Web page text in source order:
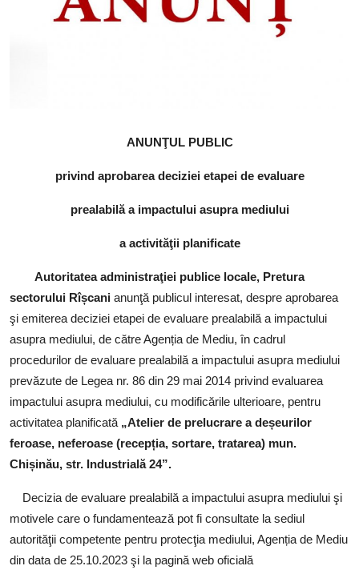
SERVICII
ANUNŢUL PUBLIC
privind aprobarea deciziei etapei de evaluare
prealabilă a impactului asupra mediului
a activităţii planificate
Autoritatea administraţiei publice locale, Pretura
sectorului Rîșcani anunţă publicul interesat, despre aprobarea
şi emiterea deciziei etapei de evaluare prealabilă a impactului
asupra mediului, de către Agenția de Mediu, în cadrul
procedurilor de evaluare prealabilă a impactului asupra mediului
prevăzute de Legea nr. 86 din 29 mai 2014 privind evaluarea
impactului asupra mediului, cu modificările ulterioare, pentru
activitatea planificată „Atelier de prelucrare a deșeurilor
feroase, neferoase (recepția, sortare, tratarea) mun.
Chișinău, str. Industrială 24”.
Decizia de evaluare prealabilă a impactului asupra mediului şi
motivele care o fundamentează pot fi consultate la sediul
autorităţii competente pentru protecţia mediului, Agenția de Mediu
din data de 25.10.2023 şi la pagină web oficială